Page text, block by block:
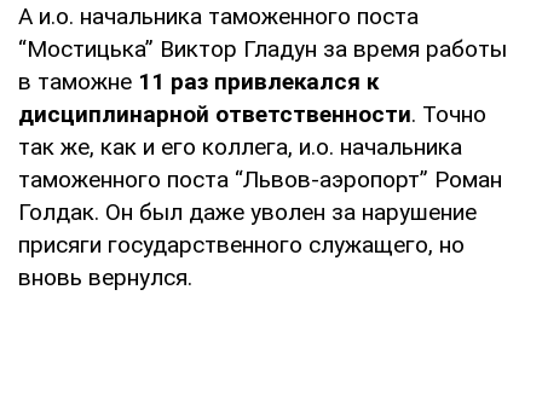
А и.о. начальника таможенного поста
“Мостицька” Виктор Гладун за время работы
в таможне 11 раз привлекался к
дисциплинарной ответственности. Точно
так же, как и его коллега, и.о. начальника
таможенного поста “Львов-аэропорт” Роман
Голдак. Он был даже уволен за нарушение
присяги государственного служащего, но
вновь вернулся.